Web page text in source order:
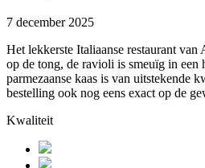
7 december 2025
Het lekkerste Italiaanse restaurant
op de tong, de ravioli is smeuïg in een
parmezaanse kaas is van uitstekende
bestelling ook nog eens exact op de
Kwaliteit